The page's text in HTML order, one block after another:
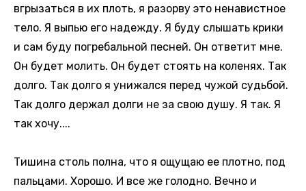
вгрызаться в их плоть, я разорву это ненавистное
тело. Я выпью его надежду. Я буду слышать крики
и сам буду погребальной песней. Он ответит мне.
Он будет молить. Он будет стоять на коленях. Так
долго. Так долго я унижался перед чужой судьбой.
Так долго держал долги не за свою душу. Я так. Я
так хочу....
Тишина столь полна, что я ощущаю ее плотно, под
пальцами. Хорошо. И все же голодно. Вечно и